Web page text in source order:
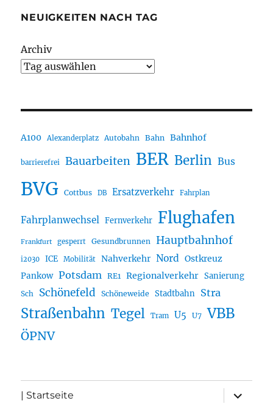
NEUIGKEITEN NACH TAG
Archiv
A100 Alexanderplatz Autobahn Bahn Bahnhof
barrierefrei Bauarbeiten BER Berlin Bus
BVG Cottbus DB Ersatzverkehr Fahrplan
Fahrplanwechsel Fernverkehr Flughafen
Frankfurt gesperrt Gesundbrunnen Hauptbahnhof
i2030 ICE Mobilität Nahverkehr Nord Ostkreuz
Pankow Potsdam RE1 Regionalverkehr Sanierung
Sch Schönefeld Schöneweide Stadtbahn Stra
Straßenbahn Tegel Tram U5 U7 VBB
ÖPNV
| Startseite
öffnen